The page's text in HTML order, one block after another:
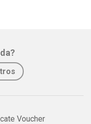
Voucher